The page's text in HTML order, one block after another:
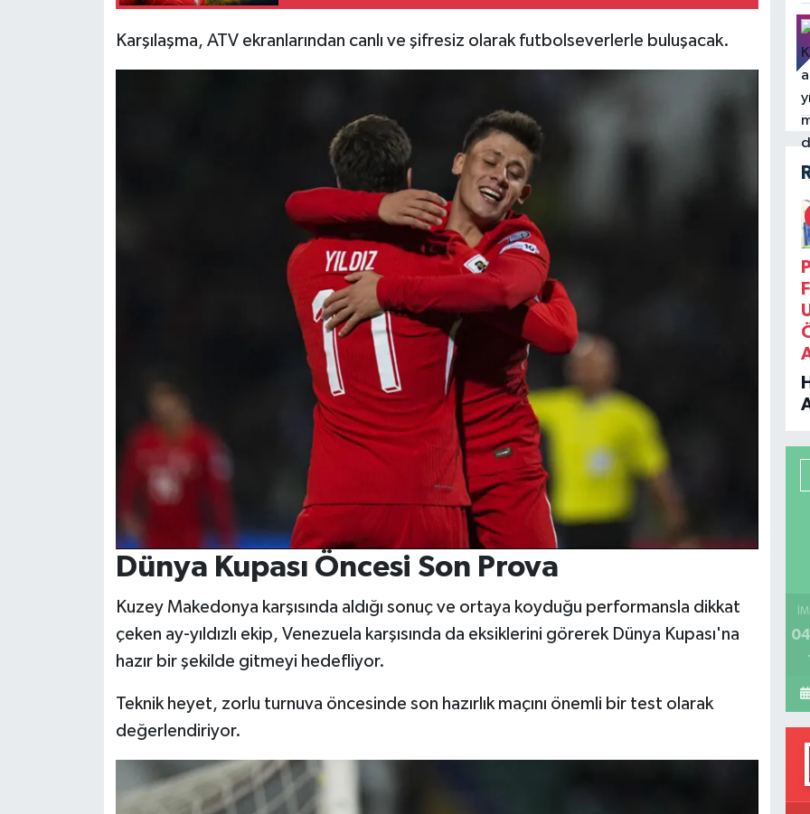
Karşılaşma, ATV ekranlarından canlı ve şifresiz olarak futbolseverlerle buluşacak.
Dünya Kupası Öncesi Son Prova
Kuzey Makedonya karşısında aldığı sonuç ve ortaya koyduğu performansla dikkat
çeken ay-yıldızlı ekip, Venezuela karşısında da eksiklerini görerek Dünya Kupası'na
hazır bir şekilde gitmeyi hedefliyor.
Teknik heyet, zorlu turnuva öncesinde son hazırlık maçını önemli bir test olarak
değerlendiriyor.